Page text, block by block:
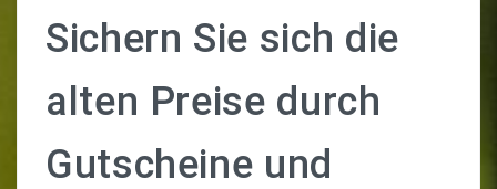
EINEN TERMIN VEREINBAREN
Sichern Sie sich die
alten Preise durch
Gutscheine und